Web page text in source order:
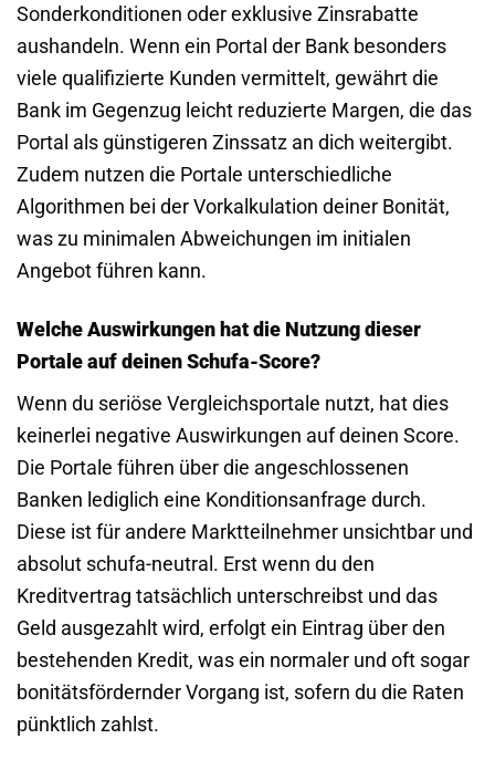
Sonderkonditionen oder exklusive Zinsrabatte
aushandeln. Wenn ein Portal der Bank besonders
viele qualifizierte Kunden vermittelt, gewährt die
Bank im Gegenzug leicht reduzierte Margen, die das
Portal als günstigeren Zinssatz an dich weitergibt.
Zudem nutzen die Portale unterschiedliche
Algorithmen bei der Vorkalkulation deiner Bonität,
was zu minimalen Abweichungen im initialen
Angebot führen kann.
Welche Auswirkungen hat die Nutzung dieser
Portale auf deinen Schufa-Score?
Wenn du seriöse Vergleichsportale nutzt, hat dies
keinerlei negative Auswirkungen auf deinen Score.
Die Portale führen über die angeschlossenen
Banken lediglich eine Konditionsanfrage durch.
Diese ist für andere Marktteilnehmer unsichtbar und
absolut schufa-neutral. Erst wenn du den
Kreditvertrag tatsächlich unterschreibst und das
Geld ausgezahlt wird, erfolgt ein Eintrag über den
bestehenden Kredit, was ein normaler und oft sogar
bonitätsfördernder Vorgang ist, sofern du die Raten
pünktlich zahlst.